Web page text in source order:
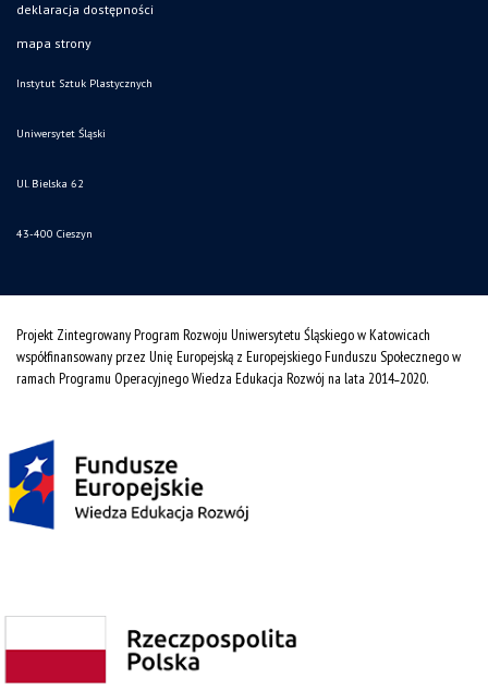
deklaracja dostępności
mapa strony
Instytut Sztuk Plastycznych
Uniwersytet Śląski
Ul. Bielska 62
43-400 Cieszyn
Projekt Zintegrowany Program Rozwoju Uniwersytetu Śląskiego w Katowicach
współfinansowany przez Unię Europejską z Europejskiego Funduszu Społecznego w
ramach Programu Operacyjnego Wiedza Edukacja Rozwój na lata 2014˗2020.